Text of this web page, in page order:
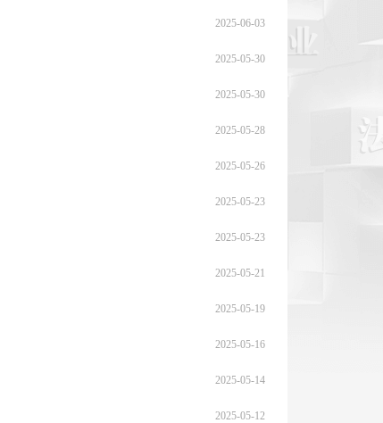
2025-06-03
2025-05-30
2025-05-30
2025-05-28
2025-05-26
2025-05-23
2025-05-23
2025-05-21
2025-05-19
2025-05-16
2025-05-14
2025-05-12